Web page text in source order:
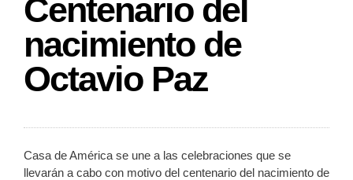
Centenario del
nacimiento de
Octavio Paz
Casa de América se une a las celebraciones que se
llevarán a cabo con motivo del centenario del nacimiento de